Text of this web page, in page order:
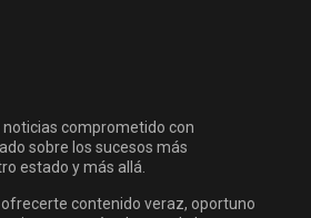
comprometido con
sobre los sucesos más
estado y más allá.
contenido veraz, oportuno